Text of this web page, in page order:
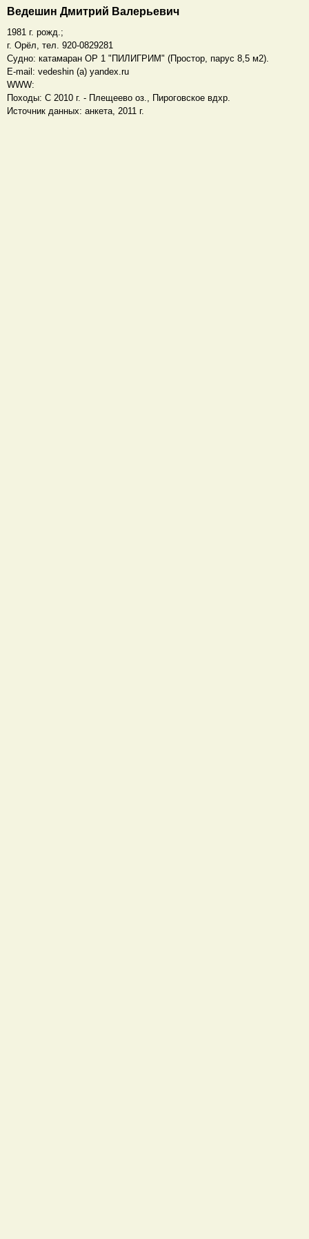
Ведешин Дмитрий Валерьевич
1981 г. рожд.;
г. Орёл, тел. 920-0829281
Судно: катамаран ОР 1 "ПИЛИГРИМ" (Простор, парус 8,5 м2).
E-mail: vedeshin (a) yandex.ru
WWW:
Походы: С 2010 г. - Плещеево оз., Пироговское вдхр.
Источник данных: анкета, 2011 г.